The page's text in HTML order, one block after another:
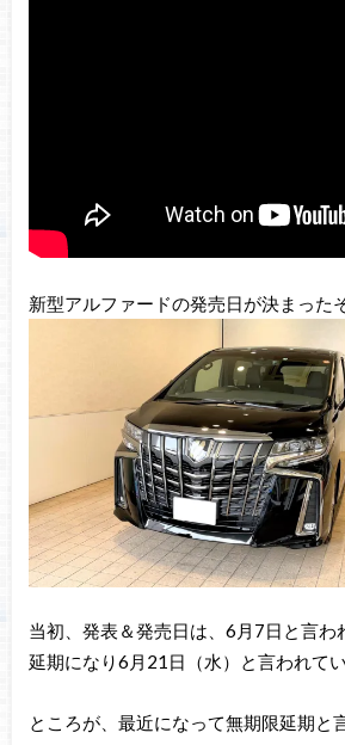
新型アルファードの発売日が決まった
当初、発表＆発売日は、6月7日と言わ
延期になり6月21日（水）と言われてい
ところが、最近になって無期限延期と